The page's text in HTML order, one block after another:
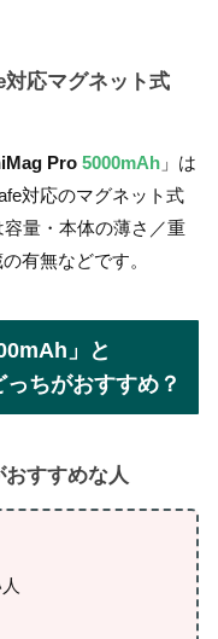
応マグネット式
Pro 5000mAh 」は
対応のマグネット式
量・本体の薄さ／重
有無などです。
」と
ちがおすすめ？
おすすめな人